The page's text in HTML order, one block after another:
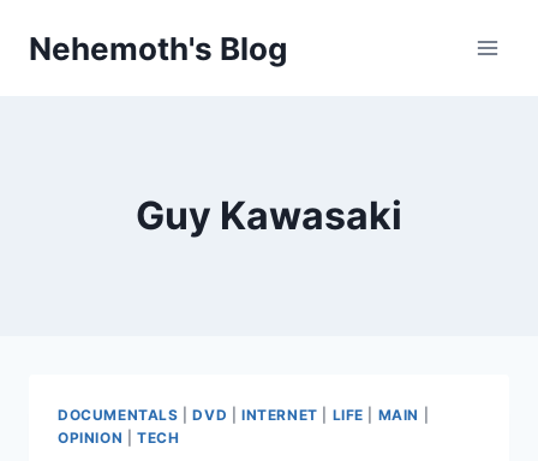
Nehemoth's Blog
Guy Kawasaki
DOCUMENTALS |DVD INTERNET LIFE MAIN
OPINION
TECH